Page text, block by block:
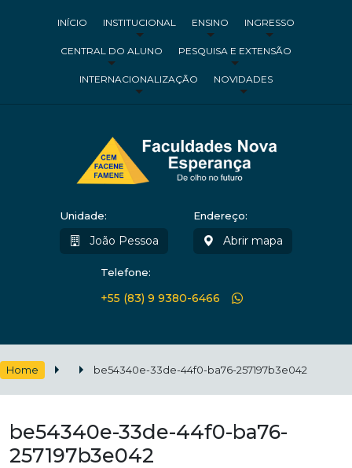
INÍCIO INSTITUCIONAL ENSINO INGRESSO
CENTRAL DO ALUNO PESQUISA E EXTENSÃO
INTERNACIONALIZAÇÃO NOVIDADES
Unidade:
João Pessoa
Endereço:
Abrir mapa
Telefone:
+55 (83) 9 9380-6466
Home be54340e-33de-44f0-ba76-257197b3e042
be54340e-33de-44f0-ba76-
257197b3e042